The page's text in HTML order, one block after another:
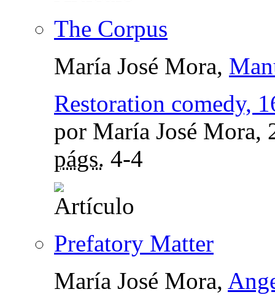
The Corpus
María José Mora,
Restoration comedy,
por María José Mora,
págs. 4-4
Prefatory Matter
María José Mora,